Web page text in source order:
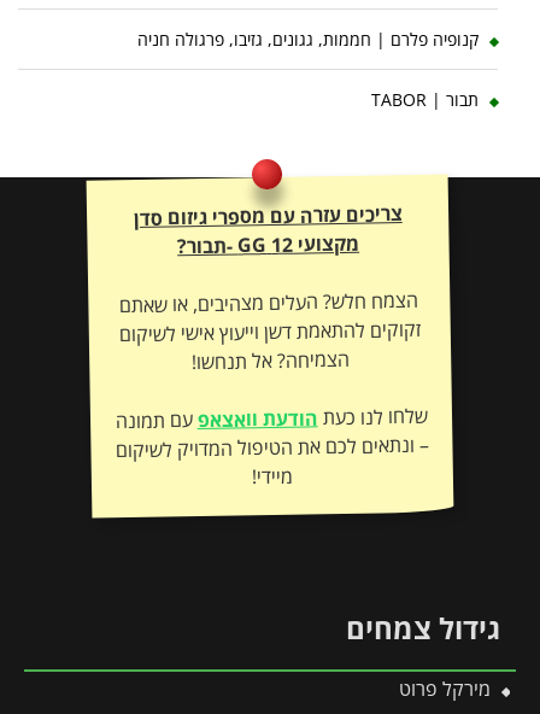
קנופיה פלרם | חממות, גגונים, גזיבו, פרגולה חניה
תבור | TABOR
צריכים עזרה עם מספרי גיזום סדן
מקצועי 12 GG -תבור?
הצמח חלש? העלים מצהיבים, או שאתם
זקוקים להתאמת דשן וייעוץ אישי לשיקום
הצמיחה? אל תנחשו!
שלחו לנו כעתהודעת וואצאפעם תמונה
– ונתאים לכם את הטיפול המדויק לשיקום
מיידי!
גידול צמחים
מירקל פרוט